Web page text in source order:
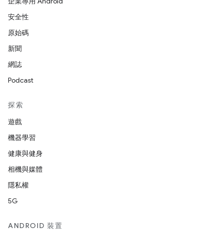
安全性
原始碼
新聞
網誌
Podcast
探索
遊戲
機器學習
健康與健身
相機與媒體
隱私權
5G
ANDROID 裝置